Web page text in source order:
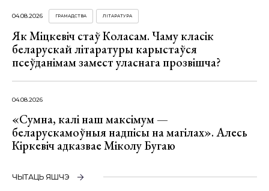
04.08.2026 ГРАМАДСТВА ЛІТАРАТУРА
Як Міцкевіч стаў Коласам. Чаму класік
беларускай літаратуры карыстаўся
псеўданімам замест уласнага прозвішча?
04.08.2026
«Сумна, калі наш максімум —
беларускамоўныя надпісы на магілах». Алесь
Кіркевіч адказвае Міколу Бугаю
ЧЫТАЦЬ ЯШЧЭ